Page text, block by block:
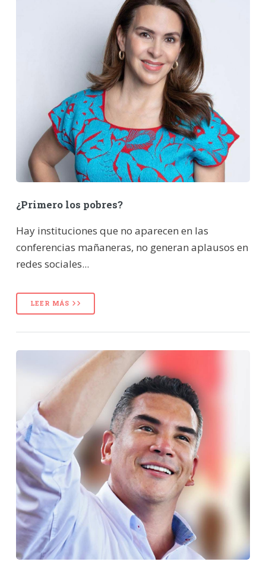
¿Primero los pobres?
Hay instituciones que no aparecen en las
conferencias mañaneras, no generan aplausos en
redes sociales...
LEER MÁS